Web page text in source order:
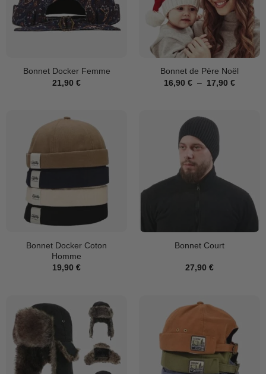
Bonnet Docker Femme
21,90 €
Bonnet de Père Noël
16,90 € – 17,90 €Plage
Bonnet Docker Coton
Homme
19,90 €
Bonnet Court
27,90 €